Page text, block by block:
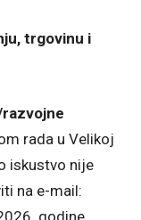
trgovinu i
rada u Velikoj
iskustvo nije
na e-mail: